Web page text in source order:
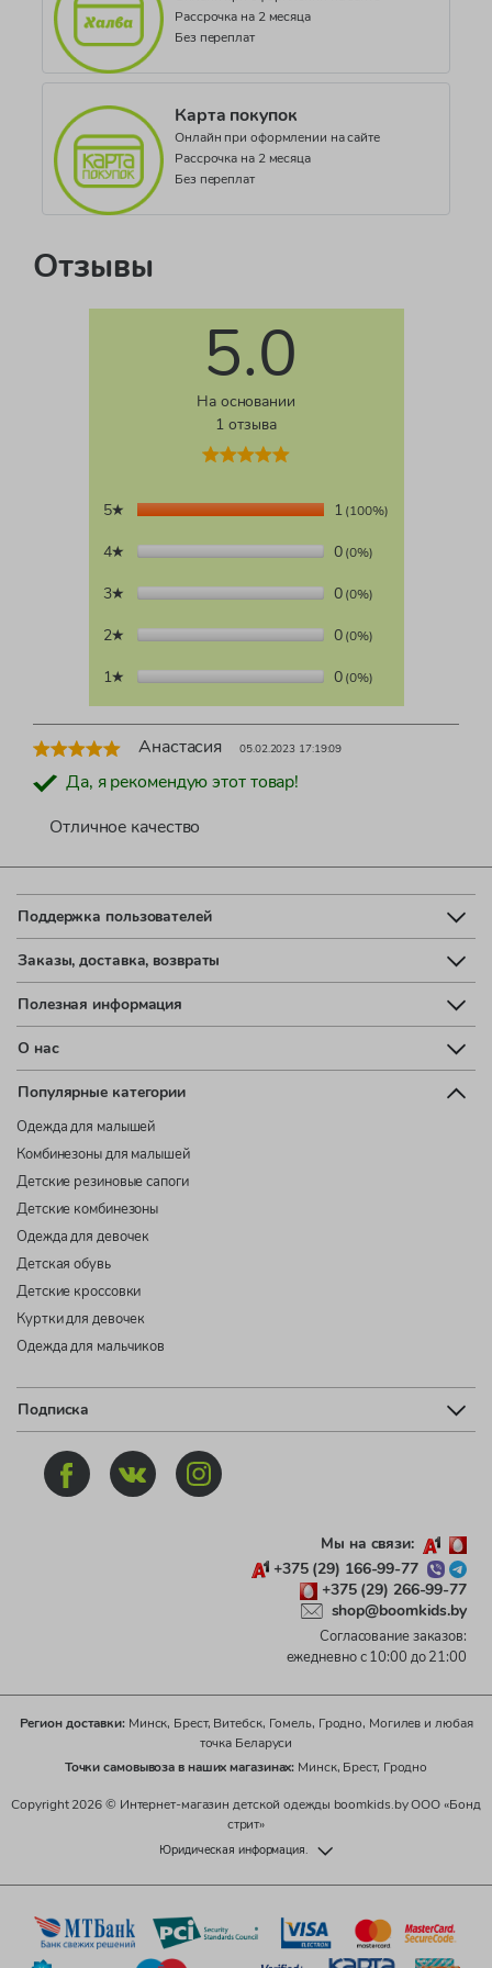
Рассрочка на 2 месяца
Без переплат
Карта покупок
Онлайн при оформлении на сайте
Рассрочка на 2 месяца
Без переплат
Отзывы
5.0
На основании
1 отзыва
5★ 1(100%)
4★ 0(0%)
3★ 0(0%)
2★ 0(0%)
1★ 0(0%)
Анастасия 05.02.2023 17:19:09
Да, я рекомендую этот товар!
Отличное качество
Поддержка пользователей
Заказы, доставка, возвраты
Полезная информация
О нас
Популярные категории
Одежда для малышей
Комбинезоны для малышей
Детские резиновые сапоги
Детские комбинезоны
Одежда для девочек
Детская обувь
Детские кроссовки
Куртки для девочек
Одежда для мальчиков
Подписка
Мы на связи:
+375 (29) 166-99-77
+375 (29) 266-99-77
shop@boomkids.by
Согласование заказов:
ежедневно с 10:00 до 21:00
Регион доставки:Минск, Брест, Витебск, Гомель, Гродно, Могилев и любая
точка Беларуси
Точки самовывоза в наших магазинах: Минск, Брест, Гродно
Copyright 2026 © Интернет-магазин детской одежды boomkids.by ООО «Бонд
стрит»
Юридическая информация.